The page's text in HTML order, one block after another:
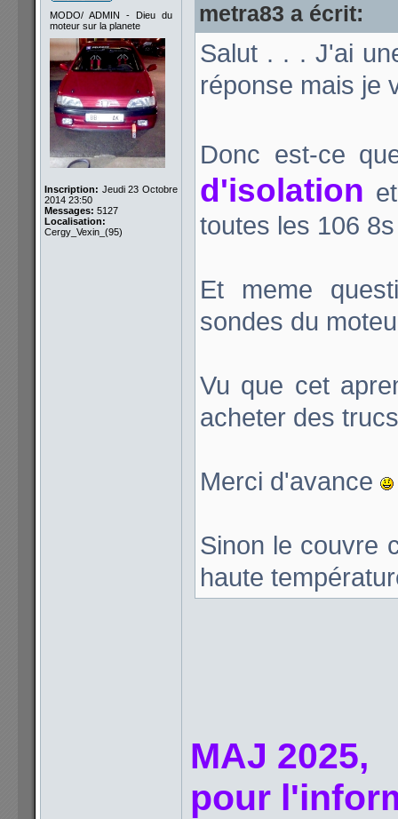
MODO/ ADMIN - Dieu du
moteur sur la planete
Inscription: Jeudi 23 Octobre
2014 23:50
Messages: 5127
Localisation:
Cergy_Vexin_(95)
metra83 a écrit:
Salut . . . J'ai
réponse mais je
Donc est-ce
d'isolation
toutes les 106
Et meme
sondes du
Vu que cet
acheter des
Merci d'avance
Sinon le couvre
haute
MAJ 2025,
pour